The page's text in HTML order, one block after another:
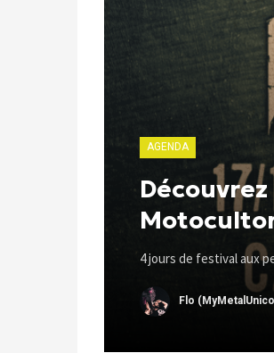
AGENDA
4 jours de festival aux
Flo